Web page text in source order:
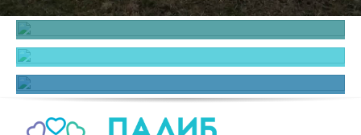
Borászatok
Borászati Események
Őshonos borok